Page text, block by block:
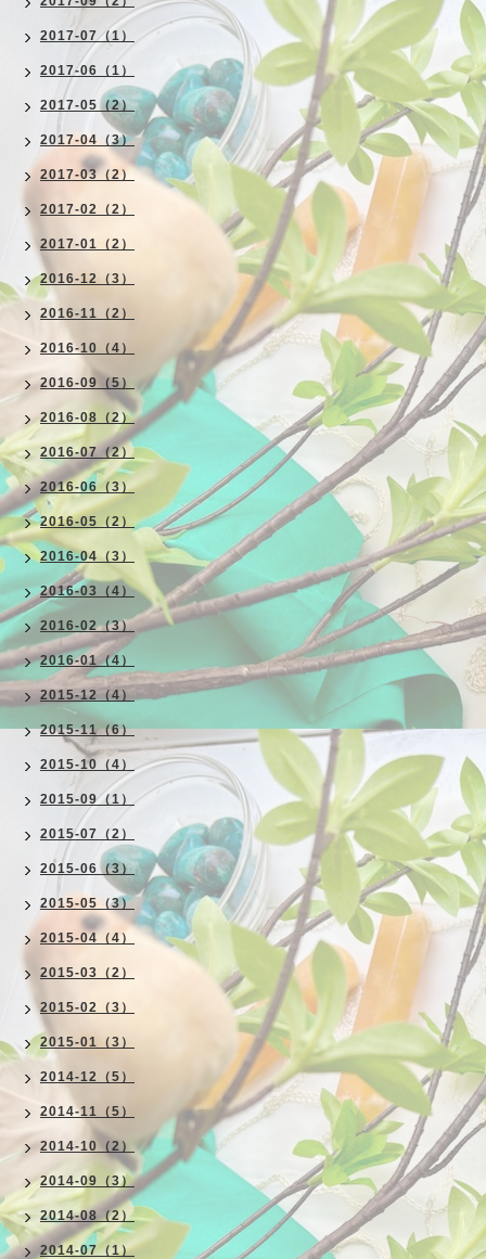
2017-07（1）
2017-06（1）
2017-05（2）
2017-04（3）
2017-03（2）
2017-02（2）
2017-01（2）
2016-12（3）
2016-11（2）
2016-10（4）
2016-09（5）
2016-08（2）
2016-07（2）
2016-06（3）
2016-05（2）
2016-04（3）
2016-03（4）
2016-02（3）
2016-01（4）
2015-12（4）
2015-11（6）
2015-10（4）
2015-09（1）
2015-07（2）
2015-06（3）
2015-05（3）
2015-04（4）
2015-03（2）
2015-02（3）
2015-01（3）
2014-12（5）
2014-11（5）
2014-10（2）
2014-09（3）
2014-08（2）
2014-07（1）